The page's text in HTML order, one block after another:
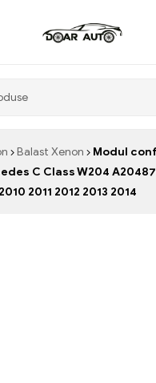
Balast Xenon
Modul
C Class W204
2011 2012 2013 2014